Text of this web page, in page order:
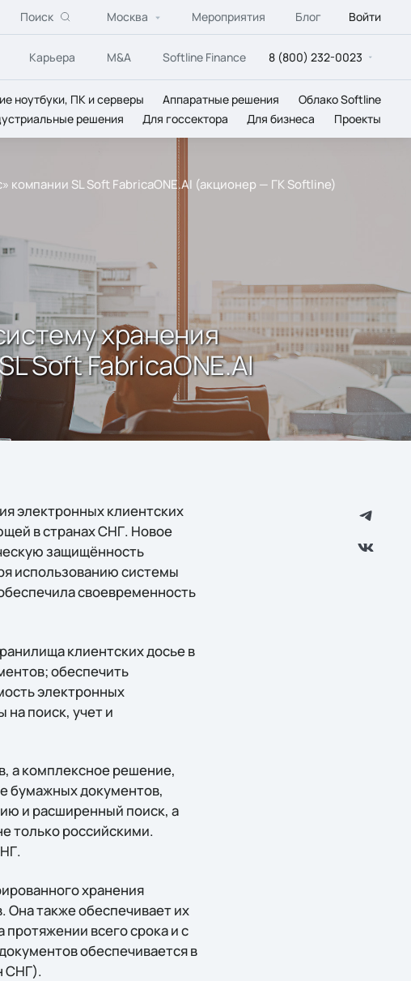
Поиск Москва Мероприятия Блог Войти
Карьера M&A Softline Finance 8 (800) 232-0023
ноутбуки, ПК и серверы Аппаратные решения
Облако Softline
решения Для госсектора Для бизнеса Проекты
SL Soft FabricaONE.AI (акционер — ГК Softline)
хранения
Soft FabricaONE.AI
электронных клиентских
в странах СНГ. Новое
защищённость
использованию системы
своевременность
клиентских досье в
обеспечить
электронных
на поиск, учет и
а комплексное решение,
бумажных документов,
и расширенный поиск, а
только российскими.
хранения
Она также обеспечивает их
всего срока и с
обеспечивается в
СНГ).